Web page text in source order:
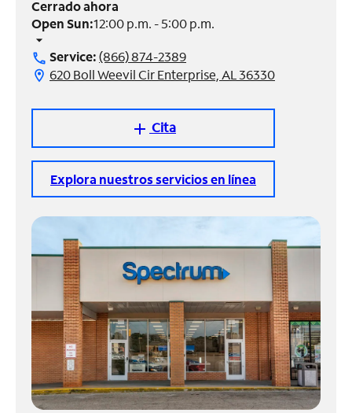
Administrar
cuenta
Encuentra
Cerrado ahora
Open Sun:12:00 p.m. - 5:00 p.m.
arrow_drop_down
call Service:(866) 874-2389
location_on 620 Boll Weevil Cir Enterprise, AL 36330
add Cita
Explora nuestros servicios en línea